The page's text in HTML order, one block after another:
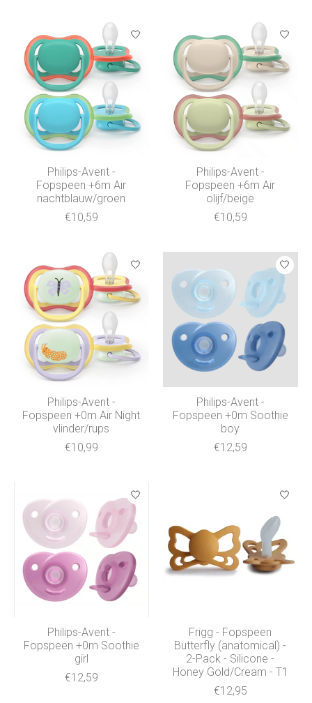
Philips-Avent -
Fopspeen +6m Air
nachtblauw/groen
€10,59
Philips-Avent -
Fopspeen +6m Air
olijf/beige
€10,59
Philips-Avent -
Fopspeen +0m Air Night
vlinder/rups
€10,99
Philips-Avent -
Fopspeen +0m Soothie
boy
€12,59
Philips-Avent -
Fopspeen +0m Soothie
girl
€12,59
Frigg - Fopspeen
Butterfly (anatomical) -
2-Pack - Silicone -
Honey Gold/Cream - T1
€12,95